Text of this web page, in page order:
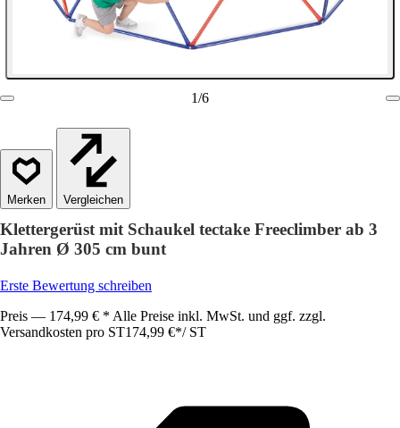
1/6
Vergleichen
Klettergerüst mit Schaukel tectake Freeclimber ab 3
Jahren Ø 305 cm bunt
Erste Bewertung schreiben
Preis — 174,99 € * Alle Preise inkl. MwSt. und ggf. zzgl.
Versandkosten pro ST174,99 €*/ ST